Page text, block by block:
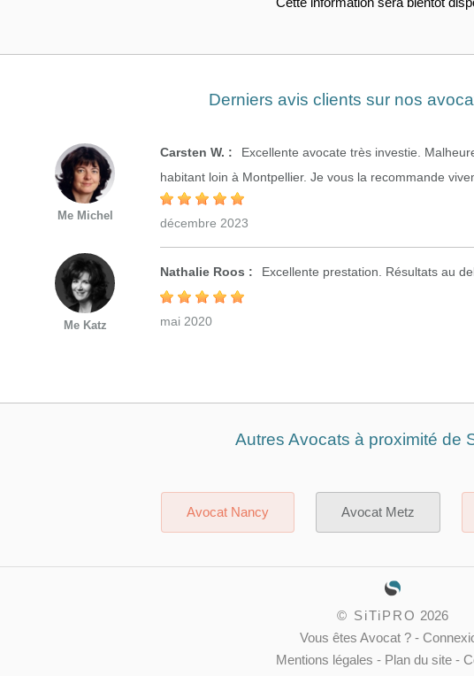
Derniers avis clients sur nos
Me Michel
Carsten W. :
Excellente avocate très investie.
habitant loin à Montpellier. Je vous la recommande
décembre 2023
Me Katz
Nathalie Roos : Excellente prestation. Résultats au
mai 2020
Autres Avocats à proximité de
Avocat Nancy Avocat Metz
© SiTiPRO 2026
Vous êtes Avocat ? -
Mentions légales - Plan du site -